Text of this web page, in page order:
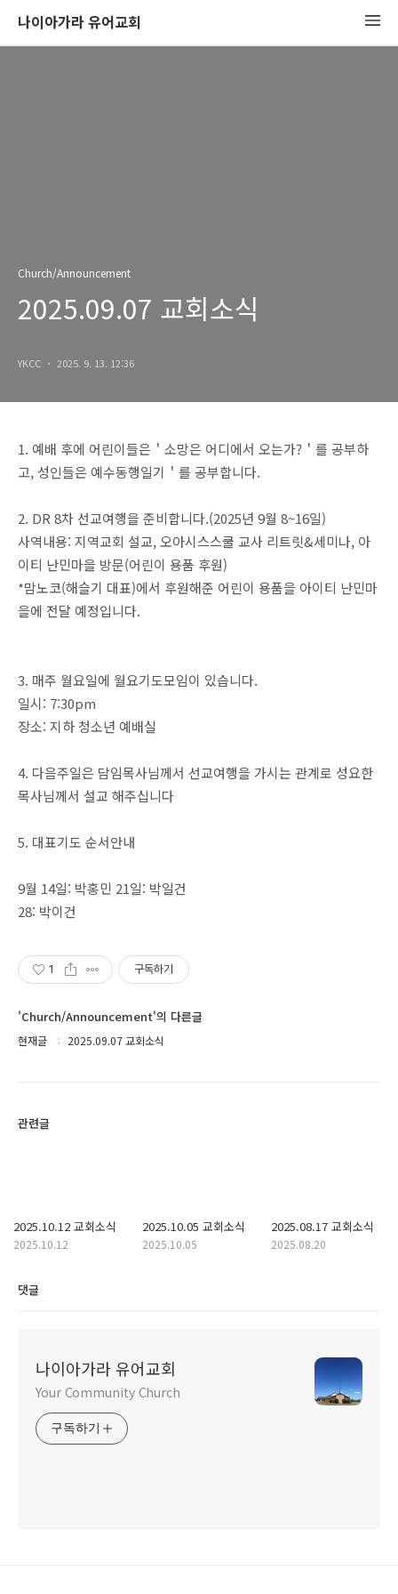
나이아가라 유어교회
Church/Announcement
2025.09.07 교회소식
YKCC 2025. 9. 13. 12:36
1. 예배 후에 어린이들은＇소망은 어디에서 오는가?＇를 공부하
고, 성인들은 예수동행일기＇를 공부합니다.
2. DR 8차 선교여행을 준비합니다.(2025년 9월 8~16일)
사역내용: 지역교회 설교, 오아시스스쿨 교사 리트릿&세미나, 아
이티 난민마을 방문(어린이 용품 후원)
*맘노코(해슬기 대표)에서 후원해준 어린이 용품을 아이티 난민마
을에 전달 예정입니다.
3. 매주 월요일에 월요기도모임이 있습니다.
일시: 7:30pm
장소: 지하 청소년 예배실
4. 다음주일은 담임목사님께서 선교여행을 가시는 관계로 성요한
목사님께서 설교 해주십니다
5. 대표기도 순서안내
9월 14일: 박홍민 21일: 박일건
28: 박이건
1 구독하기
'Church/Announcement'의 다른글
현재글 2025.09.07 교회소식
관련글
2025.10.12 교회소식
2025.10.12
2025.10.05 교회소식
2025.10.05
2025.08.17 교회소식
2025.08.20
댓글
나이아가라 유어교회
Your Community Church
구독하기